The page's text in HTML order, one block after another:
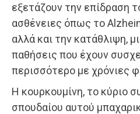
εξετάζουν την επίδραση
ασθένειες όπως το
αλλά και την κατάθλιψη,
παθήσεις που έχουν
περισσότερο με χρόνιες
Η κουρκουμίνη, το κύριο
σπουδαίου αυτού